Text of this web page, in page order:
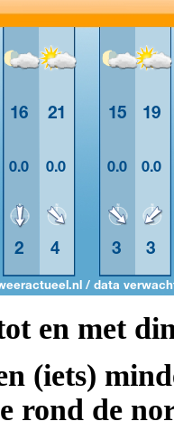
en met
(iets)
rond de